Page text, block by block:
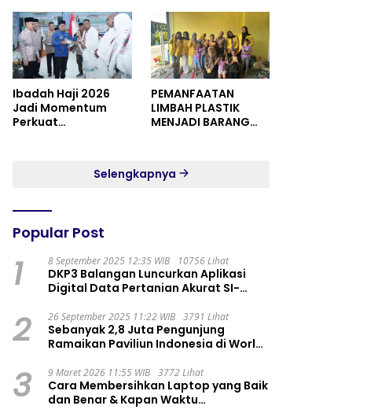
Ibadah Haji 2026
Jadi Momentum
Perkuat
PEMANFAATAN
LIMBAH PLASTIK
MENJADI BARANG
RESIDENCE
Selengkapnya
Popular Post
1 8 September 2025 12:35 WIB 10756 Lihat
DKP3 Balangan Luncurkan Aplikasi
Digital Data Pertanian Akurat SI-
2 26 September 2025 11:22 WIB 3791 Lihat
Sebanyak 2,8 Juta Pengunjung
Ramaikan Paviliun Indonesia di World
3 9 Maret 2026 11:55 WIB 3772 Lihat
Cara Membersihkan Laptop yang Baik
dan Benar & Kapan Waktu